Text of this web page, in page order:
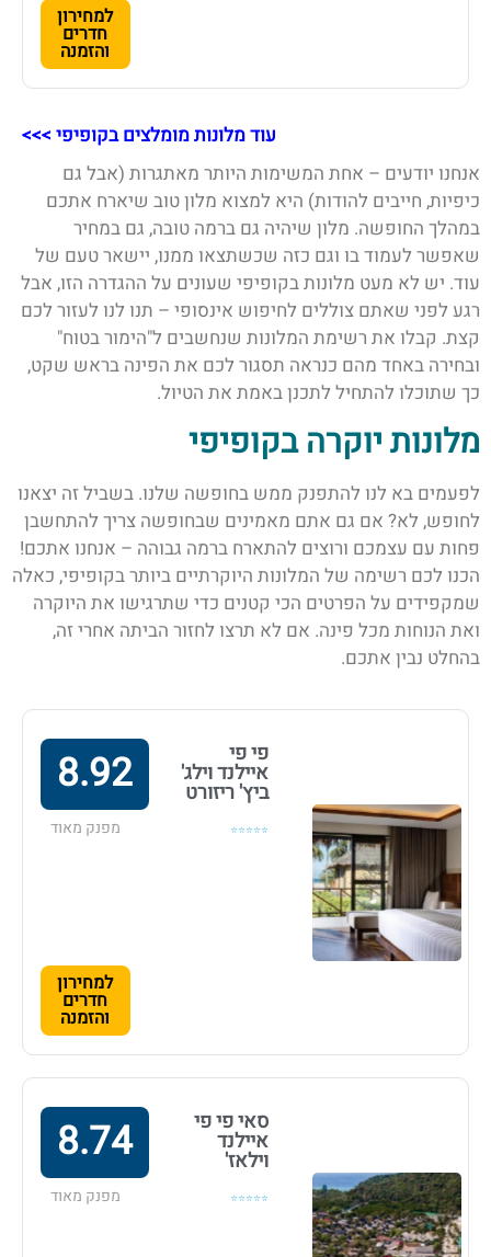
למחירון
חדרים
והזמנה
עוד מלונות מומלצים בקופיפי >>>
אנחנו יודעים – אחת המשימות היותר מאתגרות (אבל גם
כיפיות, חייבים להודות) היא למצוא מלון טוב שיארח אתכם
במהלך החופשה. מלון שיהיה גם ברמה טובה, גם במחיר
שאפשר לעמוד בו וגם כזה שכשתצאו ממנו, יישאר טעם של
עוד. יש לא מעט מלונות בקופיפי שעונים על ההגדרה הזו, אבל
רגע לפני שאתם צוללים לחיפוש אינסופי – תנו לנו לעזור לכם
קצת. קבלו את רשימת המלונות שנחשבים ל"הימור בטוח"
ובחירה באחד מהם כנראה תסגור לכם את הפינה בראש שקט,
כך שתוכלו להתחיל לתכנן באמת את הטיול.
מלונות יוקרה בקופיפי
לפעמים בא לנו להתפנק ממש בחופשה שלנו. בשביל זה יצאנו
לחופש, לא? אם גם אתם מאמינים שבחופשה צריך להתחשבן
פחות עם עצמכם ורוצים להתארח ברמה גבוהה – אנחנו אתכם!
הכנו לכם רשימה של המלונות היוקרתיים ביותר בקופיפי, כאלה
שמקפידים על הפרטים הכי קטנים כדי שתרגישו את היוקרה
ואת הנוחות מכל פינה. אם לא תרצו לחזור הביתה אחרי זה,
בהחלט נבין אתכם.
פי פי
איילנד וילג'
ביץ' ריזורט
⭐⭐⭐⭐⭐
8.92
מפנק מאוד
למחירון
חדרים
והזמנה
סאי פי פי
איילנד
וילאז'
⭐⭐⭐⭐⭐
8.74
מפנק מאוד